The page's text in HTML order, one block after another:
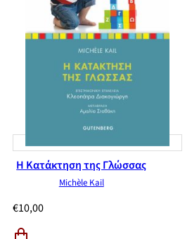
Η Κατάκτηση της Γλώσσας
Michèle Kail
€10,00